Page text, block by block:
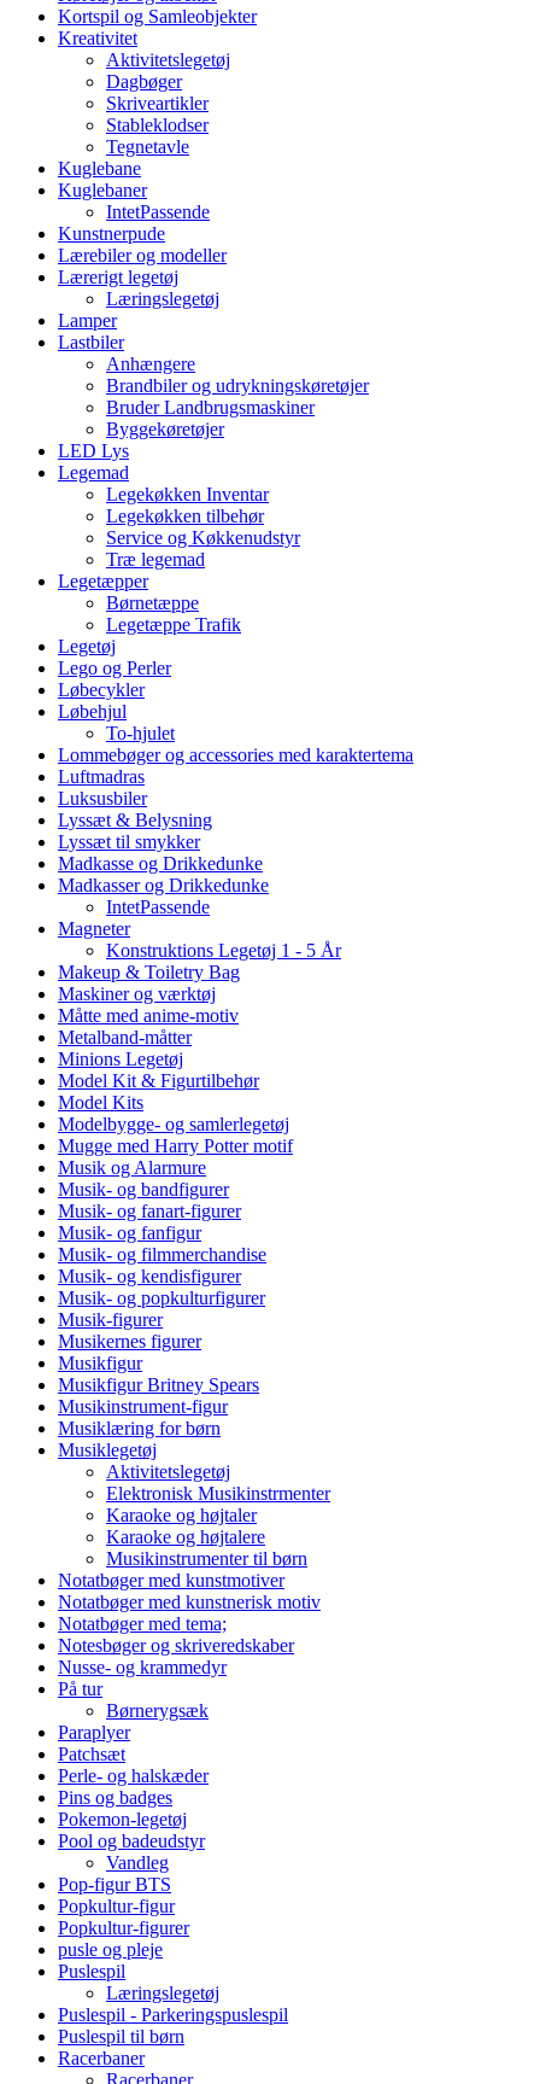
Kortspil og Samleobjekter
Kreativitet
Aktivitetslegetøj
Dagbøger
Skriveartikler
Stableklodser
Tegnetavle
Kuglebane
Kuglebaner
IntetPassende
Kunstnerpude
Lærebiler og modeller
Lærerigt legetøj
Læringslegetøj
Lamper
Lastbiler
Anhængere
Brandbiler og udrykningskøretøjer
Bruder Landbrugsmaskiner
Byggekøretøjer
LED Lys
Legemad
Legekøkken Inventar
Legekøkken tilbehør
Service og Køkkenudstyr
Træ legemad
Legetæpper
Børnetæppe
Legetæppe Trafik
Legetøj
Lego og Perler
Løbecykler
Løbehjul
To-hjulet
Lommebøger og accessories med karaktertema
Luftmadras
Luksusbiler
Lyssæt & Belysning
Lyssæt til smykker
Madkasse og Drikkedunke
Madkasser og Drikkedunke
IntetPassende
Magneter
Konstruktions Legetøj 1 - 5 År
Makeup & Toiletry Bag
Maskiner og værktøj
Måtte med anime-motiv
Metalband-måtter
Minions Legetøj
Model Kit & Figurtilbehør
Model Kits
Modelbygge- og samlerlegetøj
Mugge med Harry Potter motif
Musik og Alarmure
Musik- og bandfigurer
Musik- og fanart-figurer
Musik- og fanfigur
Musik- og filmmerchandise
Musik- og kendisfigurer
Musik- og popkulturfigurer
Musik-figurer
Musikernes figurer
Musikfigur
Musikfigur Britney Spears
Musikinstrument-figur
Musiklæring for børn
Musiklegetøj
Aktivitetslegetøj
Elektronisk Musikinstrmenter
Karaoke og højtaler
Karaoke og højtalere
Musikinstrumenter til børn
Notatbøger med kunstmotiver
Notatbøger med kunstnerisk motiv
Notatbøger med tema;
Notesbøger og skriveredskaber
Nusse- og krammedyr
På tur
Børnerygsæk
Paraplyer
Patchsæt
Perle- og halskæder
Pins og badges
Pokemon-legetøj
Pool og badeudstyr
Vandleg
Pop-figur BTS
Popkultur-figur
Popkultur-figurer
pusle og pleje
Puslespil
Læringslegetøj
Puslespil - Parkeringspuslespil
Puslespil til børn
Racerbaner
Racerbaner